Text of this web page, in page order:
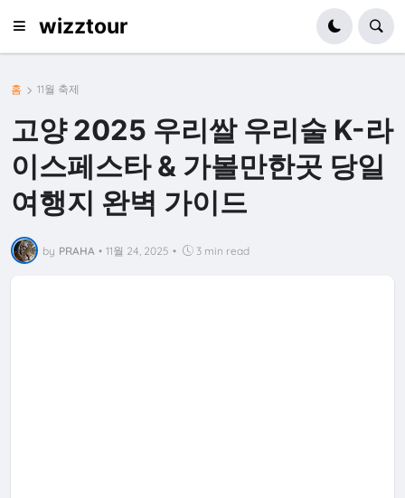
wizztour
홈 11월 축제
고양 2025 우리쌀 우리술 K-라
이스페스타 & 가볼만한곳 당일
여행지 완벽 가이드
by PRAHA • 11월 24, 2025 • 3 min read